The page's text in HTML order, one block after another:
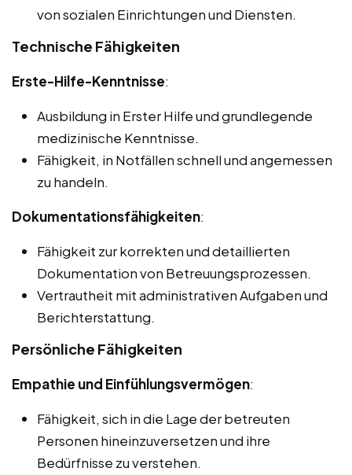
von sozialen Einrichtungen und Diensten.
Technische Fähigkeiten
Erste-Hilfe-Kenntnisse:
Ausbildung in Erster Hilfe und grundlegende
medizinische Kenntnisse.
Fähigkeit, in Notfällen schnell und angemessen
zu handeln.
Dokumentationsfähigkeiten:
Fähigkeit zur korrekten und detaillierten
Dokumentation von Betreuungsprozessen.
Vertrautheit mit administrativen Aufgaben und
Berichterstattung.
Persönliche Fähigkeiten
Empathie und Einfühlungsvermögen:
Fähigkeit, sich in die Lage der betreuten
Personen hineinzuversetzen und ihre
Bedürfnisse zu verstehen.